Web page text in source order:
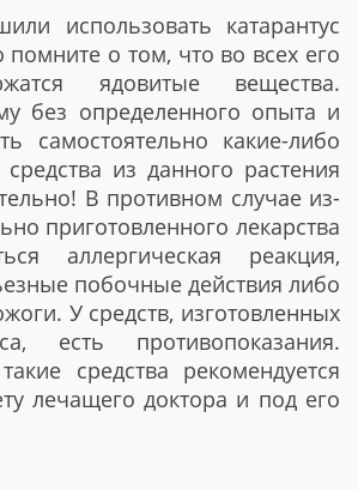
использовать катарантус
помните о том, что во всех его
ядовитые вещества.
без определенного опыта и
самостоятельно какие-либо
из данного растения
В противном случае из-
приготовленного лекарства
аллергическая реакция,
побочные действия либо
У средств, изготовленных
есть противопоказания.
средства рекомендуется
лечащего доктора и под его